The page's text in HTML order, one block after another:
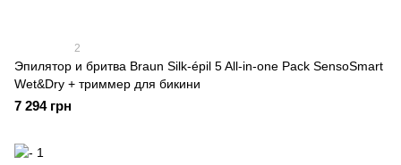
2
Эпилятор и бритва Braun Silk-épil 5 All-in-one Pack SensoSmart
Wet&Dry + триммер для бикини
7 294 грн